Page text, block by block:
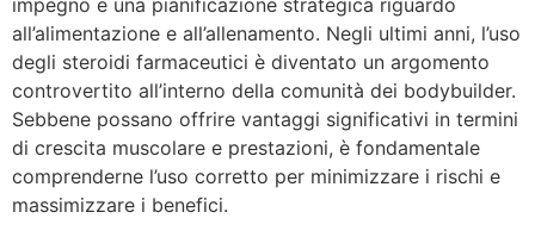
impegno e una pianificazione strategica riguardo
all’alimentazione e all’allenamento. Negli ultimi anni, l’uso
degli steroidi farmaceutici è diventato un argomento
controvertito all’interno della comunità dei bodybuilder.
Sebbene possano offrire vantaggi significativi in termini
di crescita muscolare e prestazioni, è fondamentale
comprenderne l’uso corretto per minimizzare i rischi e
massimizzare i benefici.